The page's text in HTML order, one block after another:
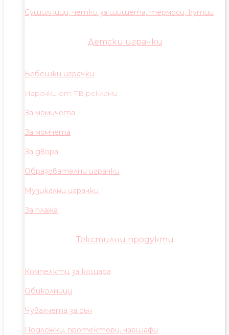
Сушилници, четки за шишета, термоси, кутии
Детски играчки
Бебешки играчки
Играчки от ТВ реклами
За момичета
За момчета
За двора
Образователни играчки
Музикални играчки
За плажа
Текстилни продукти
Компелкти за кошара
Обиколници
Чувалчета за сън
Подложки, протектори, чаршафи